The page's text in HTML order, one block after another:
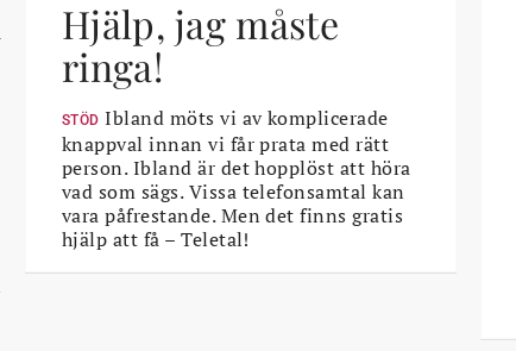
Hjälp, jag måste
ringa!
STÖD Ibland möts vi av komplicerade
knappval innan vi får prata med rätt
person. Ibland är det hopplöst att höra
vad som sägs. Vissa telefonsamtal kan
vara påfrestande. Men det finns gratis
hjälp att få – Teletal!